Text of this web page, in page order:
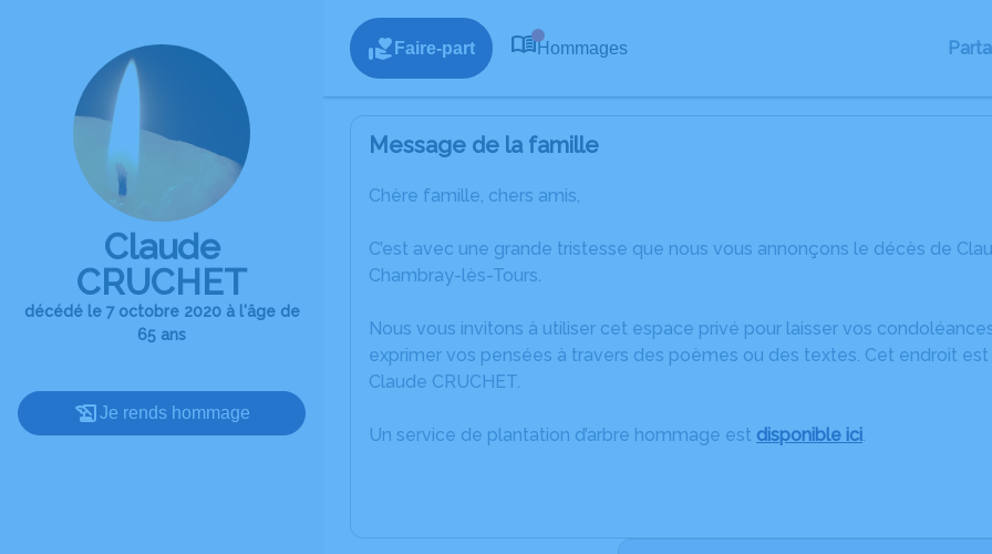
Claude
CRUCHET
décédé le 7 octobre 2020 à l'âge de
65 ans
Je rends hommage
Faire-part Hommages
Message de la famille
Chère famille, chers amis,
C’est avec une grande tristesse que nous vous annonçons le décès de
Chambray-lès-Tours.
Nous vous invitons à utiliser cet espace privé pour laisser vos
exprimer vos pensées à travers des poèmes ou des textes. Cet endroit
Claude CRUCHET.
Un service de plantation d’arbre hommage est disponible ici.